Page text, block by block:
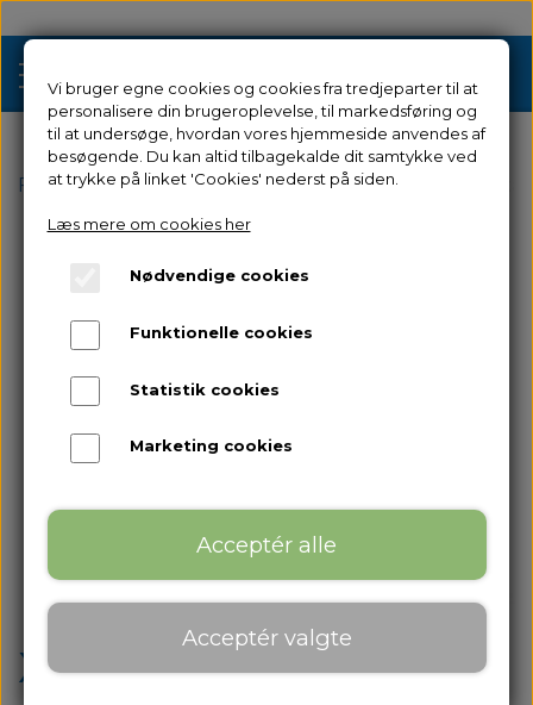
Tilbud
3D Printere
Filament 3D Printere
Industriel 3D Printere
Resin 3D Printere
Brugt/Demo
Om os
Om os
Kontakt
Forside Reservedele til Guider 2 X-Akse Sensor
X-Akse Sensor kabel
Vi bruger egne cookies og cookies fra tredjeparter til at
personalisere din brugeroplevelse, til markedsføring og
til at undersøge, hvordan vores hjemmeside anvendes af
besøgende. Du kan altid tilbagekalde dit samtykke ved
at trykke på linket 'Cookies' nederst på siden.
Læs mere om cookies her
Nødvendige cookies
Funktionelle cookies
Statistik cookies
Marketing cookies
Acceptér alle
Acceptér valgte